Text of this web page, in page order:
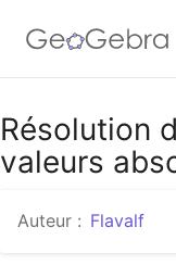
Google
Résolution
valeurs
Auteur : Flavalf